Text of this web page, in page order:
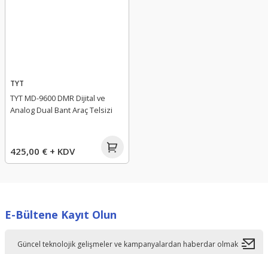
TYT
TYT MD-9600 DMR Dijital ve
Analog Dual Bant Araç Telsizi
425,00 € + KDV
E-Bültene Kayıt Olun